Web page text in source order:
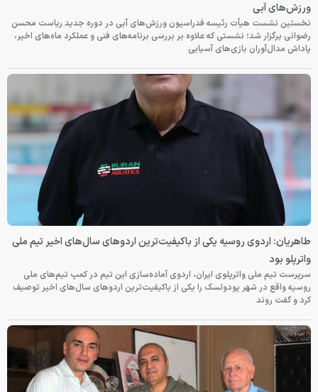
ورزش‌های آبی
نخستین نشست هیأت رئیسه فدراسیون ورزش‌های آبی در دوره جدید ریاست محسن
رضوانی برگزار شد؛ نشستی که علاوه بر بررسی برنامه‌های فنی و عملکرد ماه‌های اخیر،
پاداش مدال‌آوران بازی‌های آسیایی
طاهریان: اردوی روسیه یکی از باکیفیت‌ترین اردوهای سال‌های اخیر تیم ملی
واترپلو بود
سرپرست تیم ملی واترپلوی ایران، اردوی آماده‌سازی این تیم در کمپ تیم‌های ملی
روسیه واقع در شهر پودولسک را یکی از باکیفیت‌ترین اردوهای سال‌های اخیر توصیف
کرد و گفت روند